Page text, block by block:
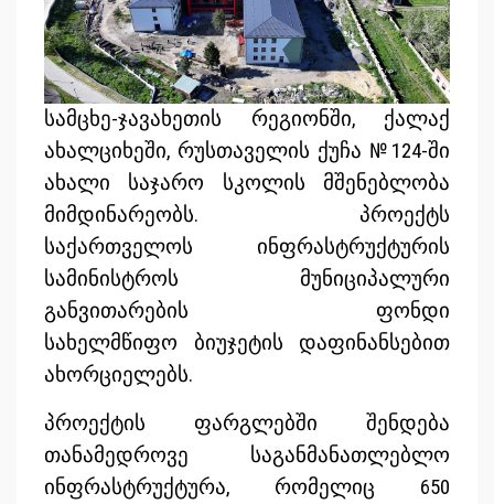
სამცხე-ჯავახეთის რეგიონში, ქალაქ
ახალციხეში, რუსთაველის ქუჩა №124-ში
ახალი საჯარო სკოლის მშენებლობა
მიმდინარეობს. პროექტს
საქართველოს ინფრასტრუქტურის
სამინისტროს მუნიციპალური
განვითარების ფონდი
სახელმწიფო ბიუჯეტის დაფინანსებით
ახორციელებს.
პროექტის ფარგლებში შენდება
თანამედროვე საგანმანათლებლო
ინფრასტრუქტურა, რომელიც 650